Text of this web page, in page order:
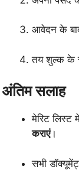
आवेदन के
तय शुल्क के
अंतिम सलाह
मेरिट
कराएं।
सभी